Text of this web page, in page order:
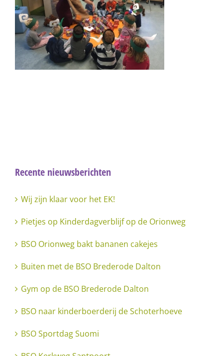
Recente nieuwsberichten
Wij zijn klaar voor het EK!
Pietjes op Kinderdagverblijf op de Orionweg
BSO Orionweg bakt bananen cakejes
Buiten met de BSO Brederode Dalton
Gym op de BSO Brederode Dalton
BSO naar kinderboerderij de Schoterhoeve
BSO Sportdag Suomi